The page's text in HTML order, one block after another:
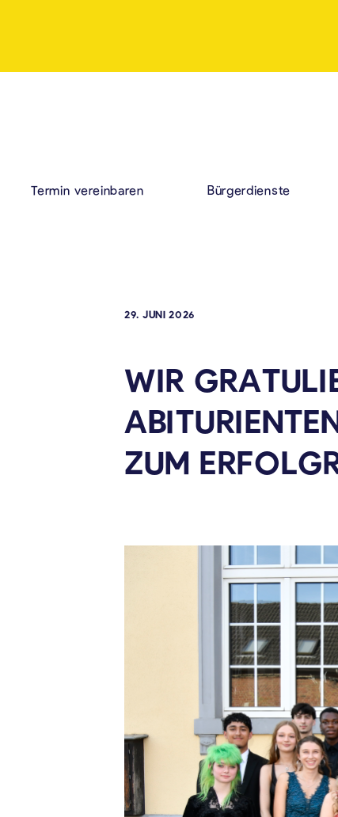
Termin vereinbaren Bürgerdienste
29. JUNI 2026
WIR
ZUM